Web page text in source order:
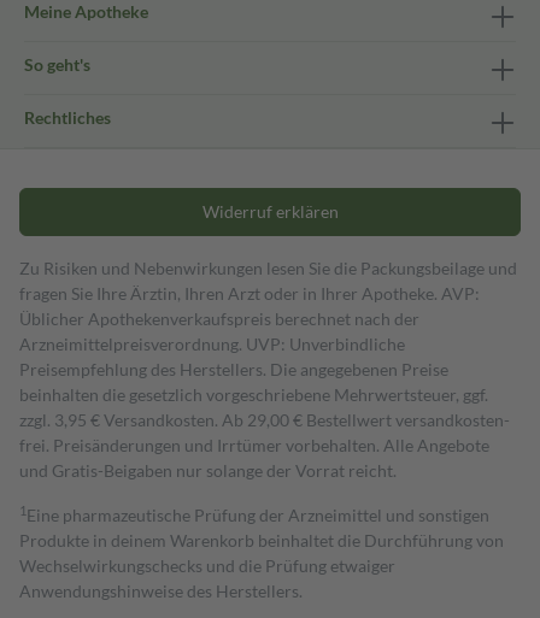
Meine Apotheke
So geht's
Rechtliches
Widerruf erklären
Zu Risiken und Nebenwirkungen lesen Sie die Packungsbeilage und
fragen Sie Ihre Ärztin, Ihren Arzt oder in Ihrer Apotheke. AVP:
Üblicher Apothekenverkaufspreis berechnet nach der
Arzneimittelpreisverordnung. UVP: Unverbindliche
Preisempfehlung des Herstellers. Die angegebenen Preise
beinhalten die gesetzlich vorgeschriebene Mehrwertsteuer, ggf.
zzgl. 3,95 € Versandkosten. Ab 29,00 € Bestell­wert versand­kosten­
frei. Preisänderungen und Irrtümer vorbehalten. Alle Angebote
und Gratis-Beigaben nur solange der Vorrat reicht.
1 Eine pharmazeutische Prüfung der Arzneimittel und sonstigen
Produkte in deinem Warenkorb beinhaltet die Durchführung von
Wechselwirkungschecks und die Prüfung etwaiger
Anwendungshinweise des Herstellers.